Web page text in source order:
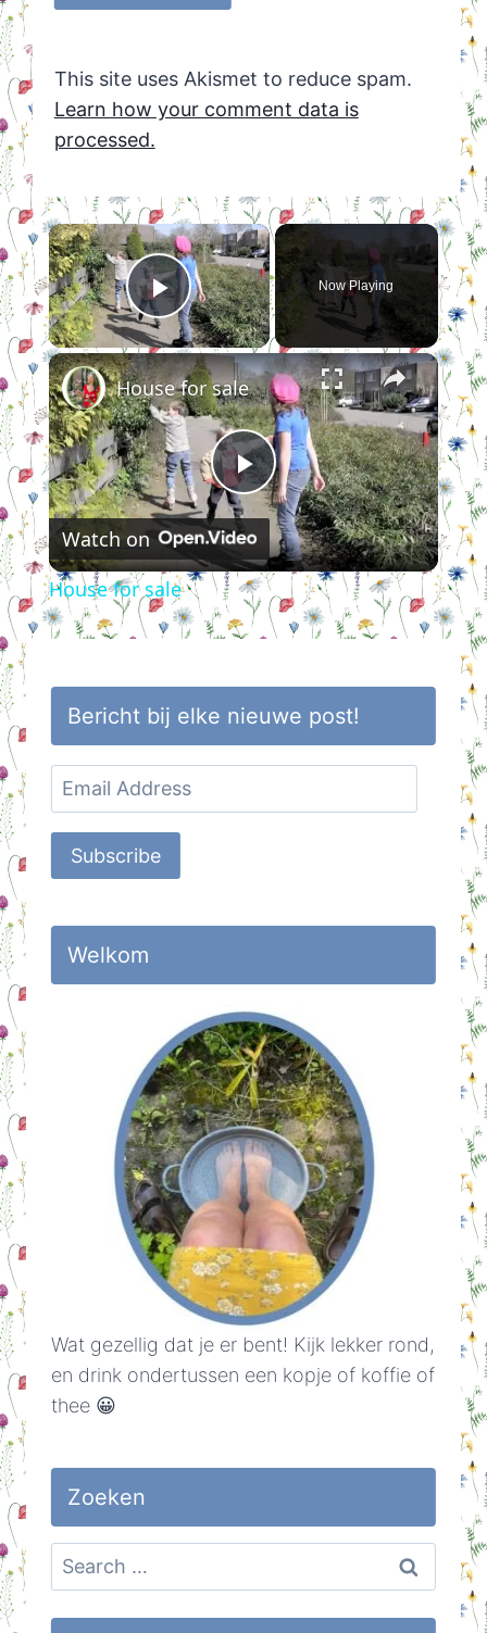
This site uses Akismet to reduce spam.
Learn how your comment data is
processed.
×
Play Video
Now Playing
×
Play
Video
House for sale
Watch on
House for sale
Bericht bij elke nieuwe post!
Email
Address
Subscribe
Welkom
Wat gezellig dat je er bent! Kijk lekker rond,
en drink ondertussen een kopje of koffie of
thee 😀
Zoeken
Search
for: